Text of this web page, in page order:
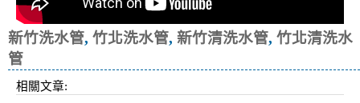
新竹洗水管, 竹北洗水管, 新竹清洗水管, 竹北清洗水
管
相關文章: